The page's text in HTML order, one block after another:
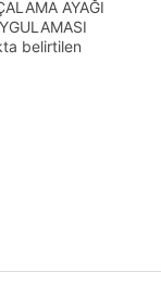
AYAĞI
belirtilen